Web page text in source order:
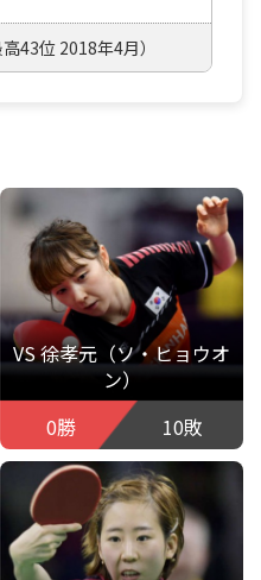
43位 2018年4月）
VS 徐孝元（ソ・ヒョウオ
ン）
0勝
10敗